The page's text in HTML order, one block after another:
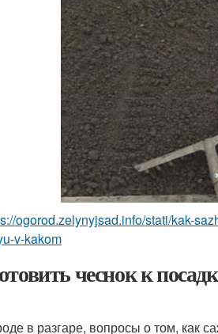
ogorod.zelynyjsad.info/stati/kak-
v-kakom
чеснок к
в разгаре, вопросы о том, как